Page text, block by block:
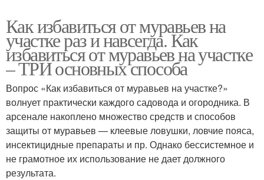
Как избавиться от муравьев на
участке раз и навсегда. Как
избавиться от муравьев на участке
– ТРИ основных способа
Вопрос «Как избавиться от муравьев на участке?»
волнует практически каждого садовода и огородника. В
арсенале накоплено множество средств и способов
защиты от муравьев — клеевые ловушки, ловчие пояса,
инсектицидные препараты и пр. Однако бессистемное и
не грамотное их использование не дает должного
результата.